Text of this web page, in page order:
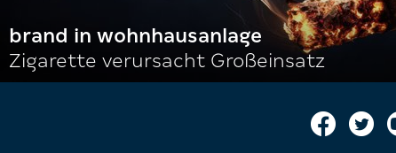
brand in wohnhausanlage
Zigarette verursacht Großeinsatz